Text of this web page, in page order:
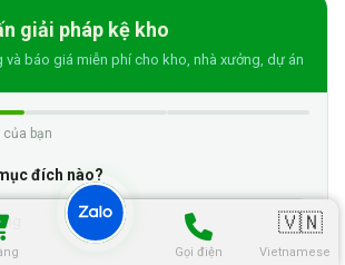
Gọi điện
🇻🇳
Vietnamese
giải pháp kệ kho
và báo giá miễn phí cho kho, nhà xưởng, dự án
của bạn
đích nào?